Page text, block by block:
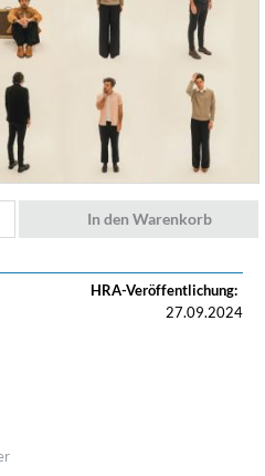
In den Warenkorb
HRA-Veröffentlichung:
27.09.2024